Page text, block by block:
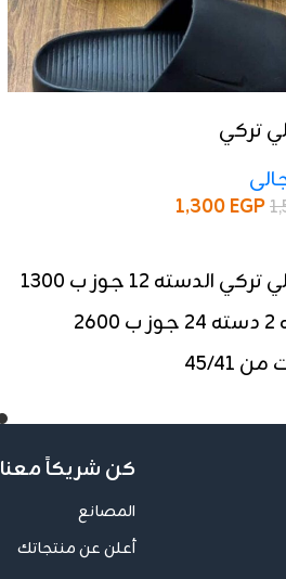
تركي
1,300EGP
الدسته 12 جوز ب 1300
45/41
كن شريكاً معنا
المصانع
أعلن عن منتجاتك